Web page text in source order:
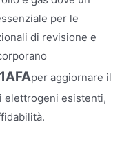
per le
di revisione e
per aggiornare il
elettrogeni esistenti,